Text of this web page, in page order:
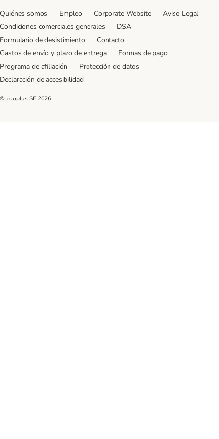
Quiénes somos Empleo Corporate Website
Aviso Legal
Condiciones comerciales generales
DSA
Formulario de desistimiento
Contacto
Gastos de envío y plazo de entrega
Formas de pago
Programa de afiliación
Protección de datos
Declaración de accesibilidad
© zooplus SE 2026